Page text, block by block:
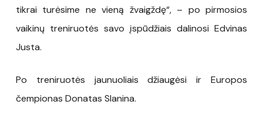
tikrai turėsime ne vieną žvaigždę“, – po pirmosios
vaikinų treniruotės savo įspūdžiais dalinosi Edvinas
Justa.
Po treniruotės jaunuoliais džiaugėsi ir Europos
čempionas Donatas Slanina.